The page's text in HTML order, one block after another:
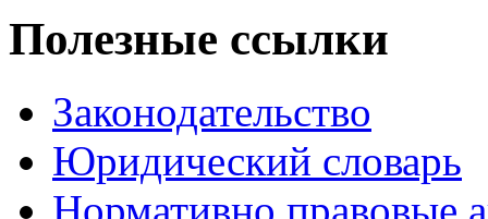
Полезные ссылки
Законодательство
Юридический словарь
Нормативно правовые